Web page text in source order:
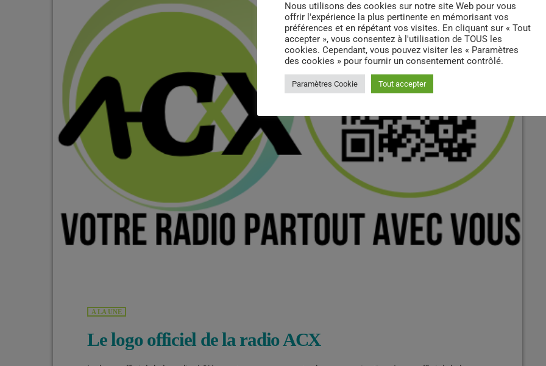
A LA UNE
Le logo officiel de la radio ACX
Nous utilisons des cookies sur notre site Web pour vous
offrir l'expérience la plus pertinente en mémorisant vos
préférences et en répétant vos visites. En cliquant sur « Tout
accepter », vous consentez à l'utilisation de TOUS les
cookies. Cependant, vous pouvez visiter les « Paramètres
des cookies » pour fournir un consentement contrôlé.
Paramètres Cookie Tout accepter